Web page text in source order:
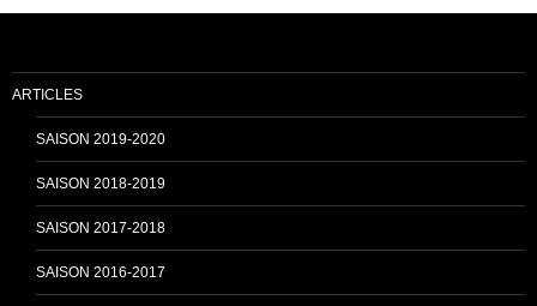
o
h
ARTICLES
SAISON 2019-2020
SAISON 2018-2019
SAISON 2017-2018
SAISON 2016-2017